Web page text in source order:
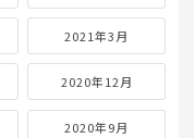
2021年3月
2020年12月
2020年9月